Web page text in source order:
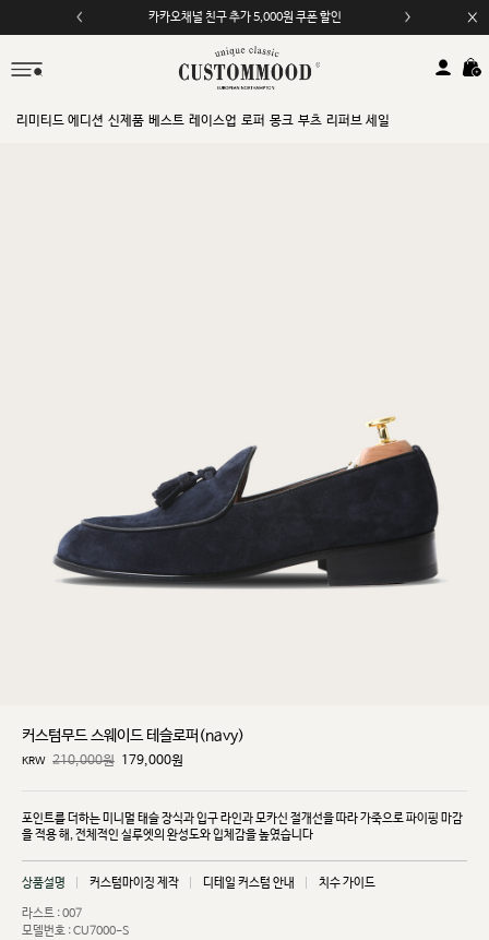
카카오채널 친구 추가 5,000원 쿠폰 할인
모바일 앱 자동 2,000원 할인
리미티드 에디션 신제품 베스트 레이스업 로퍼 몽크 부츠 리퍼브 세일
커스텀무드 스웨이드 테슬로퍼(navy)
KRW 210,000원 179,000원
포인트를 더하는 미니멀 태슬 장식과 입구 라인과 모카신 절개선을 따라 가죽으로 파이핑 마감
을 적용해, 전체적인 실루엣의 완성도와 입체감을 높였습니다
상품설명 커스텀마이징 제작 디테일 커스텀 안내 치수 가이드
라스트 : 007
모델번호 : CU7000-S